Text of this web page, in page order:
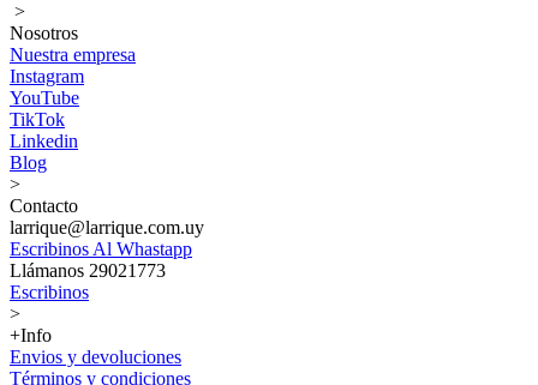
>
Nosotros
Nuestra empresa
Instagram
YouTube
TikTok
Linkedin
Blog
>
Contacto
larrique@larrique.com.uy
Escribinos Al Whastapp
Llámanos 29021773
Escribinos
>
+Info
Envios y devoluciones
Términos y condiciones